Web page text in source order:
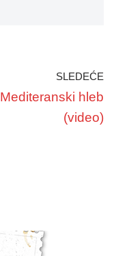
SLEDEĆE
Mediteranski hleb
(video)